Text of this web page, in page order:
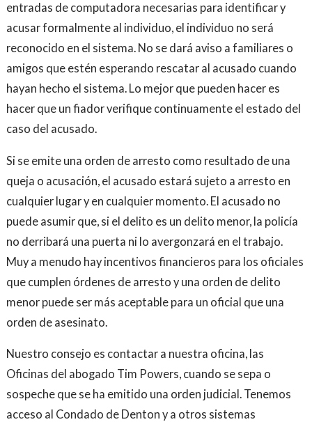
entradas de computadora necesarias para identificar y
acusar formalmente al individuo, el individuo no será
reconocido en el sistema. No se dará aviso a familiares o
amigos que estén esperando rescatar al acusado cuando
hayan hecho el sistema. Lo mejor que pueden hacer es
hacer que un fiador verifique continuamente el estado del
caso del acusado.
Si se emite una orden de arresto como resultado de una
queja o acusación, el acusado estará sujeto a arresto en
cualquier lugar y en cualquier momento. El acusado no
puede asumir que, si el delito es un delito menor, la policía
no derribará una puerta ni lo avergonzará en el trabajo.
Muy a menudo hay incentivos financieros para los oficiales
que cumplen órdenes de arresto y una orden de delito
menor puede ser más aceptable para un oficial que una
orden de asesinato.
Nuestro consejo es contactar a nuestra oficina, las
Oficinas del abogado Tim Powers, cuando se sepa o
sospeche que se ha emitido una orden judicial. Tenemos
acceso al Condado de Denton y a otros sistemas